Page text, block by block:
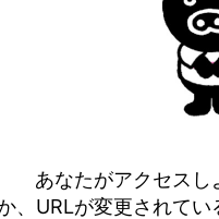
あなたがアクセス
、URLが変更されて